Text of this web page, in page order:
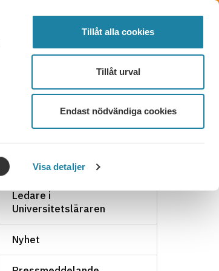
Visa detaljer
Tillåt alla cookies
Tillåt urval
Endast nödvändiga cookies
LOGGA IN MENY
KONTAKT BLI MEDLEM
NYHETSARKIV
Ledare i
Universitetsläraren
Nyhet